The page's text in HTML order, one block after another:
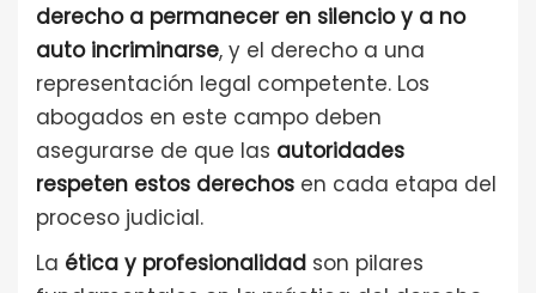
derecho a permanecer en silencio y a no
auto incriminarse, y el derecho a una
representación legal competente. Los
abogados en este campo deben
asegurarse de que las autoridades
respeten estos derechos en cada etapa del
proceso judicial.
La ética y profesionalidad son pilares